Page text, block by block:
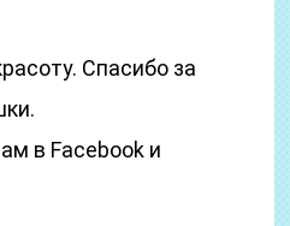
Спасибо за
в Facebook и